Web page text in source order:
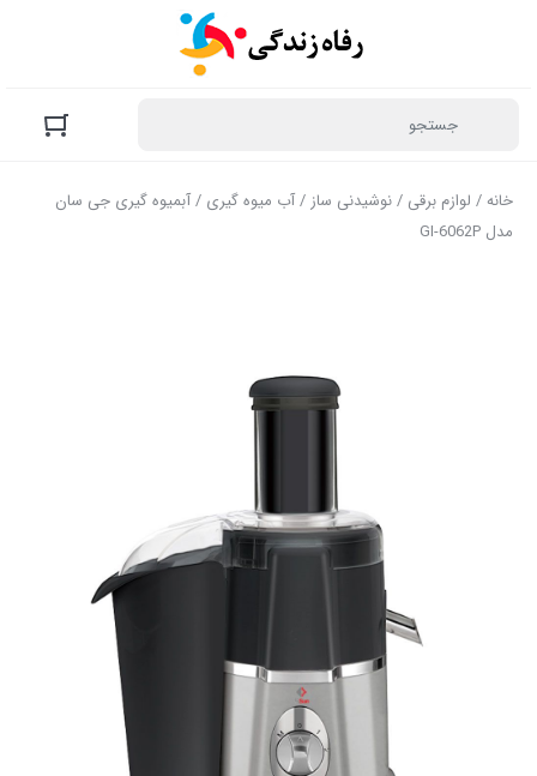
خانه/ لوازم برقی /نوشیدنی ساز /آب میوه گیری / آبمیوه گیری جی سان
مدل GI-6062P